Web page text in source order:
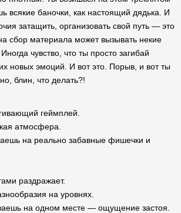
всякие баночки, как настоящий дядька. И
затащить, организовать свой путь — это
сбор материала может вызывать некие
чувство, что ты просто загибай
новых эмоций. И вот это. Порыв, и вот ты
блин, что делать?!
геймплей.
атмосфера.
на реально забавные фишечки и
раздражает.
на уровнях.
на одном месте — ощущение застоя.